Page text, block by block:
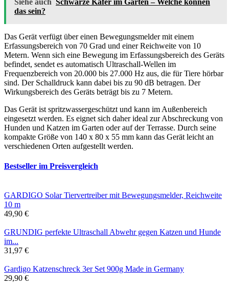
das sein?
Das Gerät verfügt über einen Bewegungsmelder mit einem
Erfassungsbereich von 70 Grad und einer Reichweite von 10
Metern. Wenn sich eine Bewegung im Erfassungsbereich des Geräts
befindet, sendet es automatisch Ultraschall-Wellen im
Frequenzbereich von 20.000 bis 27.000 Hz aus, die für Tiere hörbar
sind. Der Schalldruck kann dabei bis zu 90 dB betragen. Der
Wirkungsbereich des Geräts beträgt bis zu 7 Metern.
Das Gerät ist spritzwassergeschützt und kann im Außenbereich
eingesetzt werden. Es eignet sich daher ideal zur Abschreckung von
Hunden und Katzen im Garten oder auf der Terrasse. Durch seine
kompakte Größe von 140 x 80 x 55 mm kann das Gerät leicht an
verschiedenen Orten aufgestellt werden.
Bestseller im Preisvergleich
GARDIGO Solar Tiervertreiber mit Bewegungsmelder, Reichweite
10 m
49,90 €
GRUNDIG perfekte Ultraschall Abwehr gegen Katzen und Hunde
im...
31,97 €
Gardigo Katzenschreck 3er Set 900g Made in Germany
29,90 €